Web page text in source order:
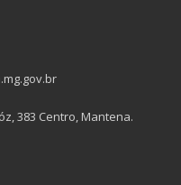
383 Centro, Mantena.